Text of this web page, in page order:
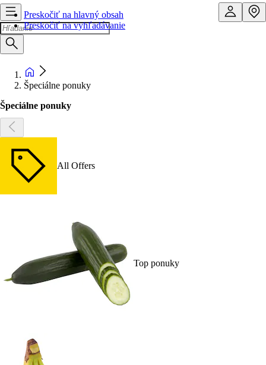
Preskočiť na hlavný obsah
Preskočiť na vyhľadávanie
Špeciálne ponuky
Špeciálne ponuky
All Offers
Top ponuky